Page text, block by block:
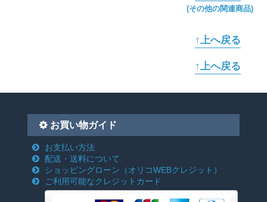
(その他の関連商品)
↑上へ戻る
↑上へ戻る
お買い物ガイド
お支払い方法
配送・送料について
ショッピングローン （オリコWEBクレジット）
ご利用可能なクレジットカード